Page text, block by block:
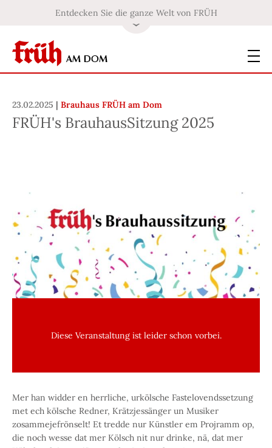
Entdecken Sie die ganze Welt von FRÜH
23.02.2025 | Brauhaus FRÜH am Dom
FRÜH's BrauhausSitzung 2025
Diese Veranstaltung ist leider schon vorbei.
Mer han widder en herrliche, urkölsche Fastelovendssetzung
met ech kölsche Redner, Krätzjessänger un Musiker
zosammejefrönselt! Et tredde nur Künstler em Projramm op,
die noch wesse dat mer Kölsch nit nur drinke, nä, dat mer